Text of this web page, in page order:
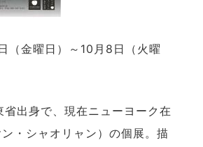
（金曜日）～10月8日（火曜
省出身で、現在ニューヨーク在
・シャオリャン）の個展。描